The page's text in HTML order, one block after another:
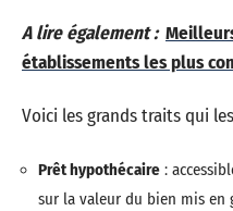
A lire également :
établissements les plus
Voici les grands traits qui
Prêt hypothécaire :
sur la valeur du bien mis en